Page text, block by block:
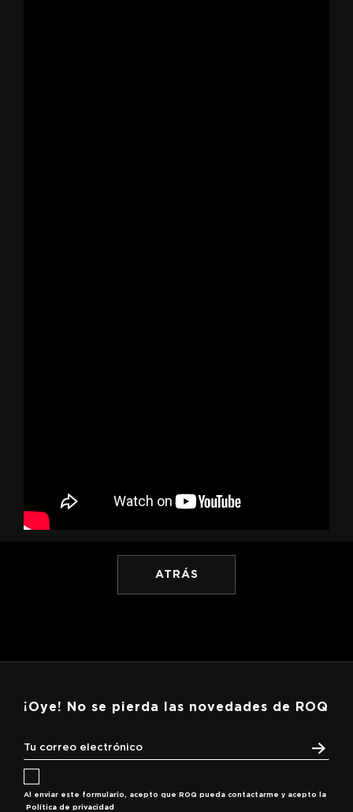
ATRÁS
¡Oye! No se pierda las novedades de ROQ
Al enviar este formulario, acepto que ROQ pueda contactarme y acepto la
Política de privacidad